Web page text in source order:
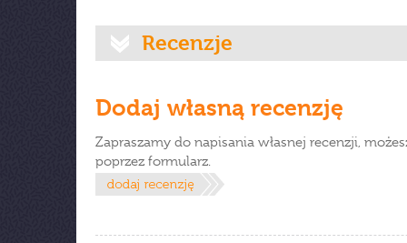
Recenzje
Dodaj własną recenzję
Zapraszamy do napisania własnej recenzji,
poprzez formularz.